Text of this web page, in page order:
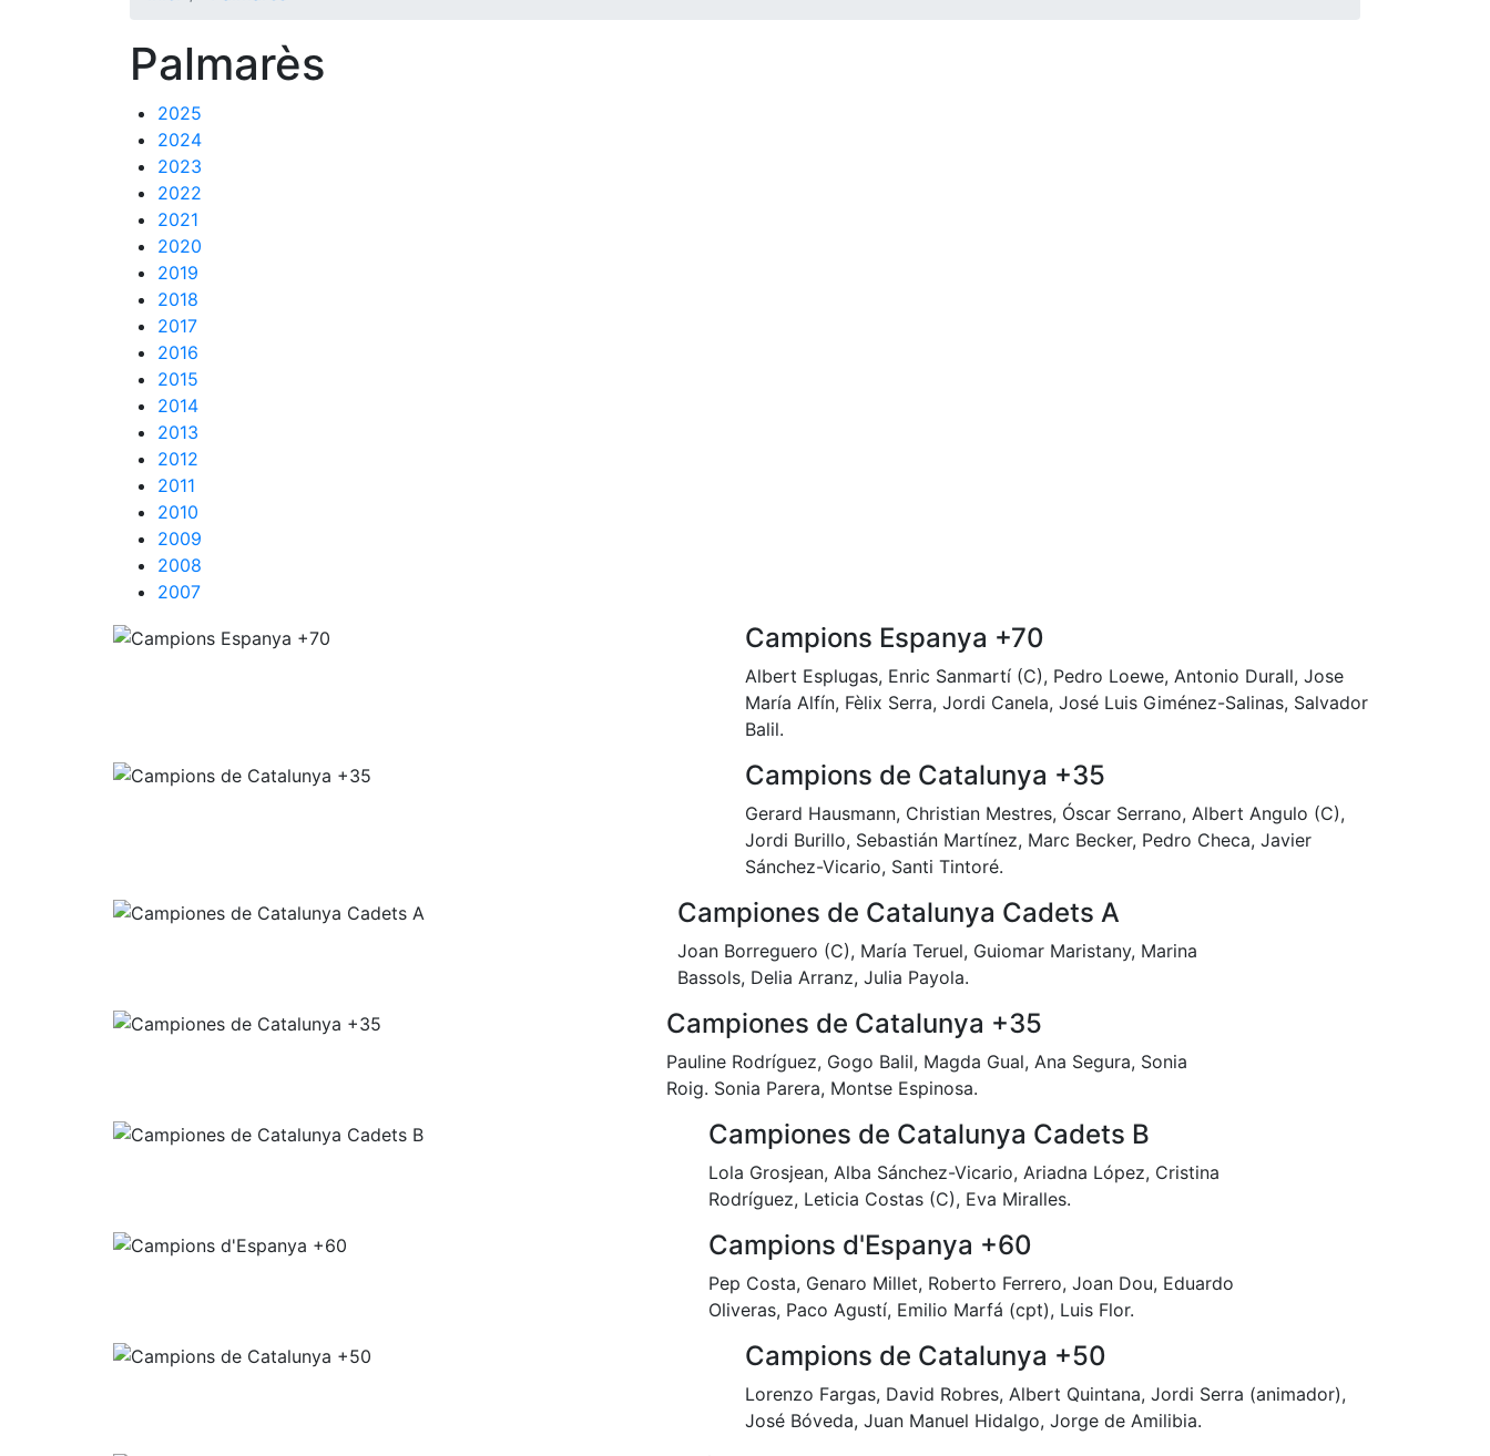
Palmarès
2025
2024
2023
2022
2021
2020
2019
2018
2017
2016
2015
2014
2013
2012
2011
2010
2009
2008
2007
Campions Espanya +70
Albert Esplugas, Enric Sanmartí (C), Pedro Loewe, Antonio Durall, Jose
María Alfín, Fèlix Serra, Jordi Canela, José Luis Giménez-Salinas, Salvador
Balil.
Campions de Catalunya +35
Gerard Hausmann, Christian Mestres, Óscar Serrano, Albert Angulo (C),
Jordi Burillo, Sebastián Martínez, Marc Becker, Pedro Checa, Javier
Sánchez-Vicario, Santi Tintoré.
Campiones de Catalunya Cadets A
Joan Borreguero (C), María Teruel, Guiomar Maristany, Marina
Bassols, Delia Arranz, Julia Payola.
Campiones de Catalunya +35
Pauline Rodríguez, Gogo Balil, Magda Gual, Ana Segura, Sonia
Roig. Sonia Parera, Montse Espinosa.
Campiones de Catalunya Cadets B
Lola Grosjean, Alba Sánchez-Vicario, Ariadna López, Cristina
Rodríguez, Leticia Costas (C), Eva Miralles.
Campions d'Espanya +60
Pep Costa, Genaro Millet, Roberto Ferrero, Joan Dou, Eduardo
Oliveras, Paco Agustí, Emilio Marfá (cpt), Luis Flor.
Campions de Catalunya +50
Lorenzo Fargas, David Robres, Albert Quintana, Jordi Serra (animador),
José Bóveda, Juan Manuel Hidalgo, Jorge de Amilibia.